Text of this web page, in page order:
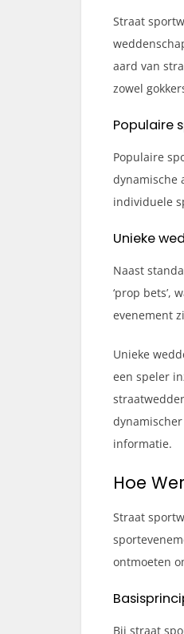
Straat
aard van
zowel
Populaire
Populaire
dynamische
individuele
Unieke
Naast
‘prop bets’,
evenement
Unieke
een speler
informatie.
Hoe
Straat
ontmoeten
Bij straat